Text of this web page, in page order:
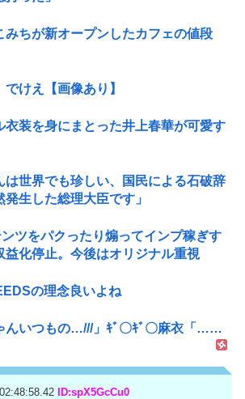
みちが新オープンしたカフェの値段
でけえ【画像あり】
衣装を身にまとった井上春華が可愛す
は世界でも珍しい、国民による石破辞
生した総理大臣です」
ツをパクったり煽ってインプ稼ぎす
益化停止。今後はオリジナル重視
の理念良いよね
んいつもの…///」ｷﾞ〇ｷﾞ〇麻衣「……
ID:spX5GcCu0